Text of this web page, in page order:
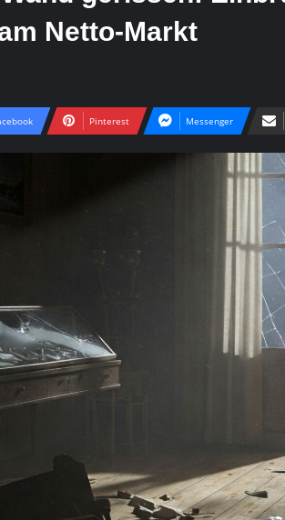
Netto-Markt
Pinterest Messenger